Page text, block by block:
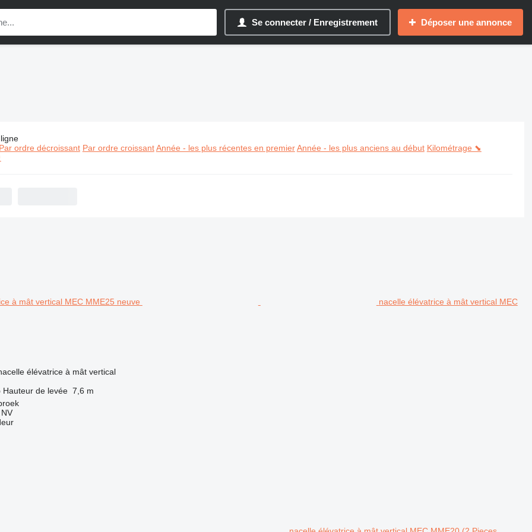
Se connecter / Enregistrement Déposer une annonce
Matériel de TP MEC
Par ordre décroissant Par ordre croissant Année - les plus récentes en premier Année - les plus anciens au début Kilométrage ⬊
nacelle élévatrice à mât vertical MEC
élévatrice à mât vertical
Hauteur de levée 7,6 m